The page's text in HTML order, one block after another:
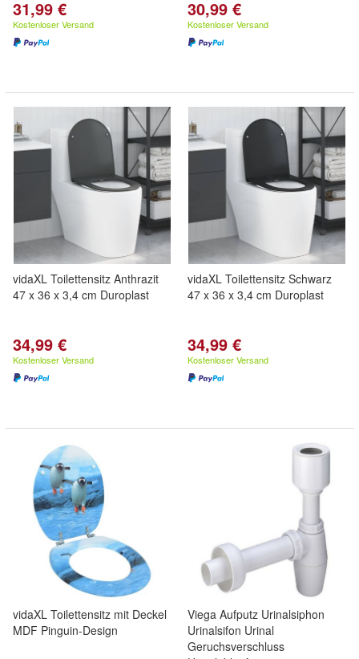
31,99 €
Kostenloser Versand
30,99 €
Kostenloser Versand
vidaXL Toilettensitz Anthrazit
47 x 36 x 3,4 cm Duroplast
34,99 €
Kostenloser Versand
vidaXL Toilettensitz Schwarz
47 x 36 x 3,4 cm Duroplast
34,99 €
Kostenloser Versand
vidaXL Toilettensitz mit Deckel
MDF Pinguin-Design
Viega Aufputz Urinalsiphon
Urinalsifon Urinal
Geruchsverschluss